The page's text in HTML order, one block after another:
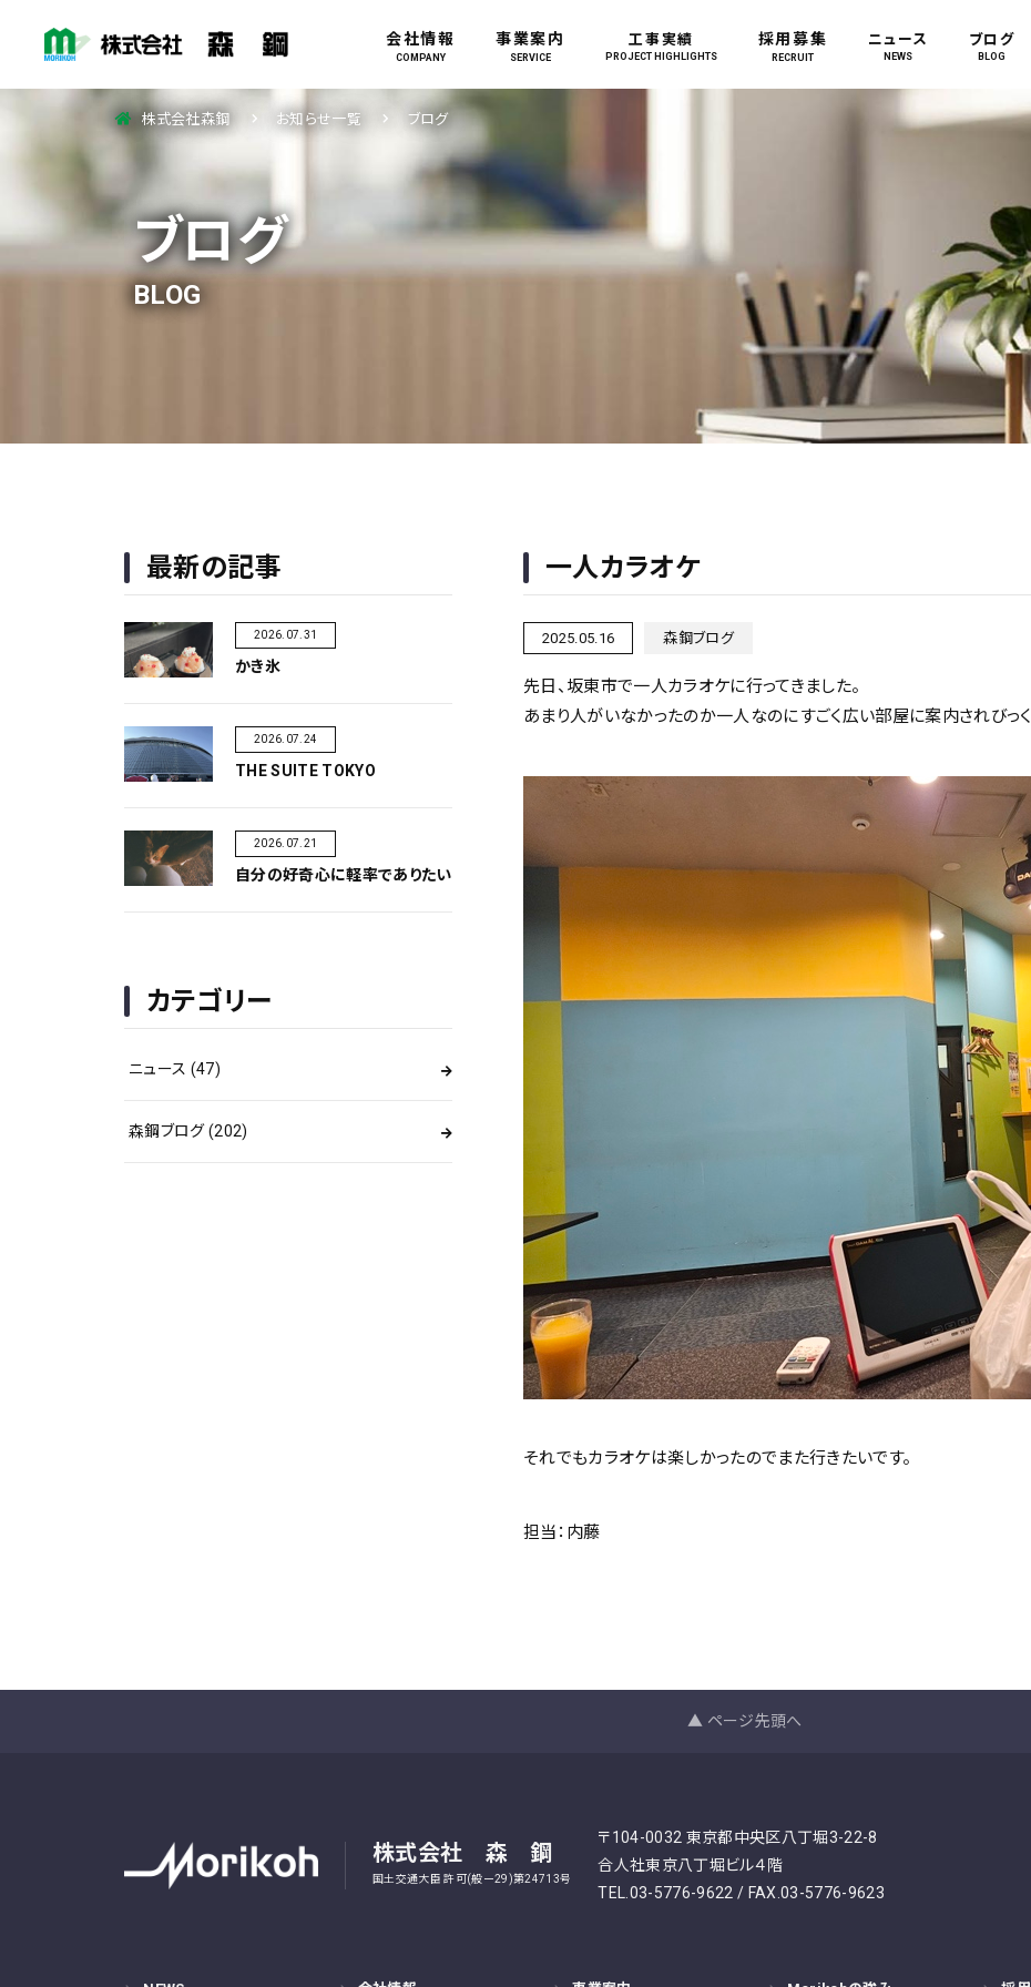
会社情報
COMPANY
事業案内
SERVICE
工事実績
PROJECT HIGHLIGHTS
採用募集
RECRUIT
ニュース
NEWS
ブログ
BLOG
ブログ
株式会社森鋼 お知らせ一覧 ブログ
一人カラオケ
2025.05.16 森鋼ブログ
先日、坂東市で一人カラオケに行ってきました。
あまり人がいなかったのか一人なのにすごく広い部屋に案内されびっく
それでもカラオケは楽しかったのでまた行きたいです。
担当：内藤
最新の記事
2026.07.31
かき氷
2026.07.24
THE SUITE TOKYO
2026.07.21
自分の好奇心に軽率でありたい
カテゴリー
ニュース (47)
森鋼ブログ(202)
▲ ページ先頭へ
株式会社 森 鋼
国土交通大臣 許可(般ー29)第24713号
〒104-0032 東京都中央区八丁堀3-22-8
合人社東京八丁堀ビル４階
TEL.03-5776-9622 / FAX.03-5776-9623